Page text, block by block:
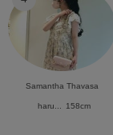
Samantha Thavasa
haru... 158cm